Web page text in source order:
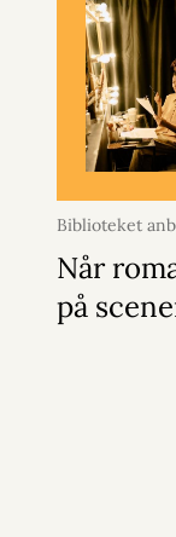
Biblioteket
december
Når
på